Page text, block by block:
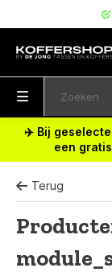
✈️ Bij
een
Terug